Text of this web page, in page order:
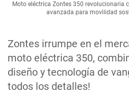
Zontes irrumpe en el
moto eléctrica 350,
diseño y tecnología de
todos los detalles!
Moto eléctrica Zontes 350 revolucionaria
avanzada para movilidad